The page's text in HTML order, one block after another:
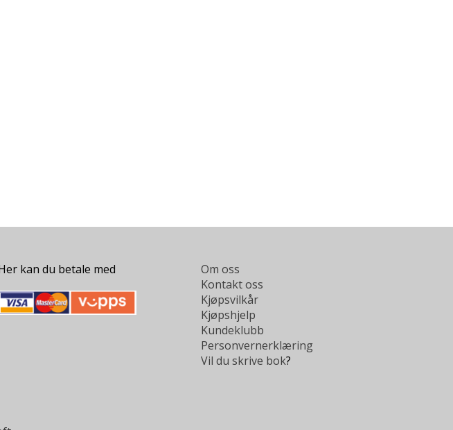
kan du betale med
Om oss
Kontakt oss
Kjøpsvilkår
Kjøpshjelp
Kundeklubb
Personvernerklæring
Vil du skrive bok?